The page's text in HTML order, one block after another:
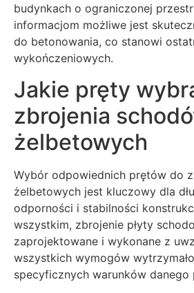
budynkach o ograniczonej
informacjom możliwe jest
do betonowania, co stanowi
wykończeniowych.
Jakie pręty
zbrojenia
żelbetowych
Wybór odpowiednich prętów do
żelbetowych jest kluczowy dla
odporności i stabilności
wszystkim, zbrojenie płyty
zaprojektowane i wykonane z
wszystkich wymogów
specyficznych warunków danego